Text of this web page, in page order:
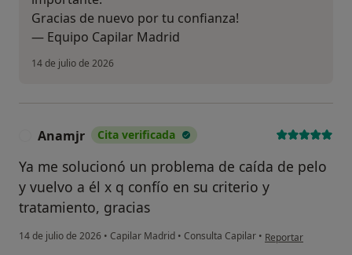
Gracias de nuevo por tu confianza!
— Equipo Capilar Madrid
14 de julio de 2026
Anamjr Cita verificada
Ya me solucionó un problema de caída de pelo
y vuelvo a él x q confío en su criterio y
tratamiento, gracias
14 de julio de 2026 • Capilar Madrid • Consulta Capilar • en opinión del
Reportar